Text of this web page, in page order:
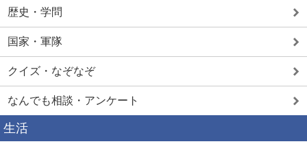
歴史・学問
国家・軍隊
クイズ・なぞなぞ
なんでも相談・アンケート
生活